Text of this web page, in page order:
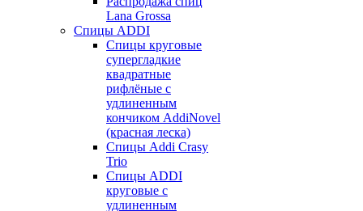
Lana Grossa
Спицы ADDI
Спицы круговые
супергладкие
квадратные
рифлёные с
удлиненным
кончиком AddiNovel
(красная леска)
Спицы Addi Crasy
Trio
Спицы ADDI
круговые с
удлиненным